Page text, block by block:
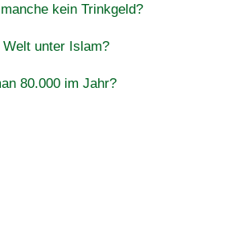
kein Trinkgeld?
Welt unter Islam?
80.000 im Jahr?